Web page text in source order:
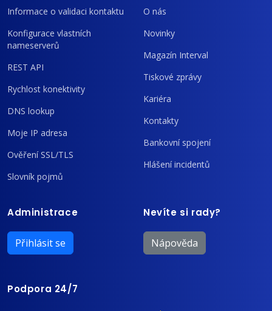
Informace o validaci kontaktu
Konfigurace vlastních
nameserverů
REST API
Rychlost konektivity
DNS lookup
Moje IP adresa
Ověření SSL/TLS
Slovník pojmů
O nás
Novinky
Magazín Interval
Tiskové zprávy
Kariéra
Kontakty
Bankovní spojení
Hlášení incidentů
Administrace
Přihlásit se
Nevíte si rady?
Nápověda
Podpora 24/7